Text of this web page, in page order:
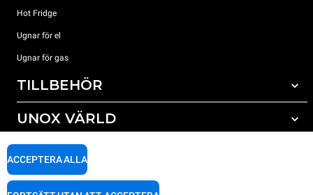
Hot Fridge
Ugnar för el
Ugnar för gas
TILLBEHÖR
Alla tillbehör
Rengöringsmedel för mauell rengöring
UNOX VÄRLD
Våra kontor runt om i världen
SUPPORT
ACCEPTERA ALLA